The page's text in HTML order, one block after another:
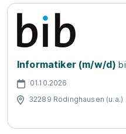
Informatiker (m/w/d)
01.10.2026
32289 Rödinghausen (u.a.)